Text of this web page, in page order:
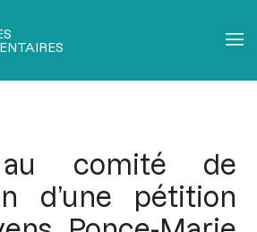
au comité de
d’une pétition